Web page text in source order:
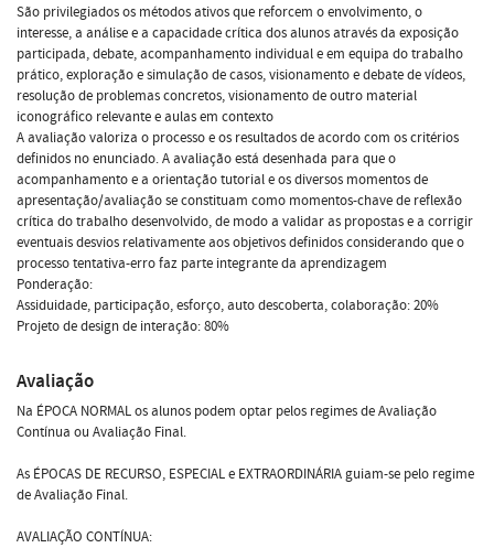
São privilegiados os métodos ativos que reforcem o envolvimento, o
interesse, a análise e a capacidade crítica dos alunos através da exposição
participada, debate, acompanhamento individual e em equipa do trabalho
prático, exploração e simulação de casos, visionamento e debate de vídeos,
resolução de problemas concretos, visionamento de outro material
iconográfico relevante e aulas em contexto
A avaliação valoriza o processo e os resultados de acordo com os critérios
definidos no enunciado. A avaliação está desenhada para que o
acompanhamento e a orientação tutorial e os diversos momentos de
apresentação/avaliação se constituam como momentos-chave de reflexão
crítica do trabalho desenvolvido, de modo a validar as propostas e a corrigir
eventuais desvios relativamente aos objetivos definidos considerando que o
processo tentativa-erro faz parte integrante da aprendizagem
Ponderação:
Assiduidade, participação, esforço, auto descoberta, colaboração: 20%
Projeto de design de interação: 80%
Avaliação
Na ÉPOCA NORMAL os alunos podem optar pelos regimes de Avaliação
Contínua ou Avaliação Final.
As ÉPOCAS DE RECURSO, ESPECIAL e EXTRAORDINÁRIA guiam-se pelo regime
de Avaliação Final.
AVALIAÇÃO CONTÍNUA: